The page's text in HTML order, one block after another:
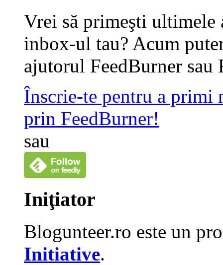
Vrei să primeşti
inbox-ul tau? Acum
ajutorul FeedBurner sau
Înscrie-te pentru a primi
prin FeedBurner!
sau
Iniţiator
Blogunteer.ro este un
Initiative.